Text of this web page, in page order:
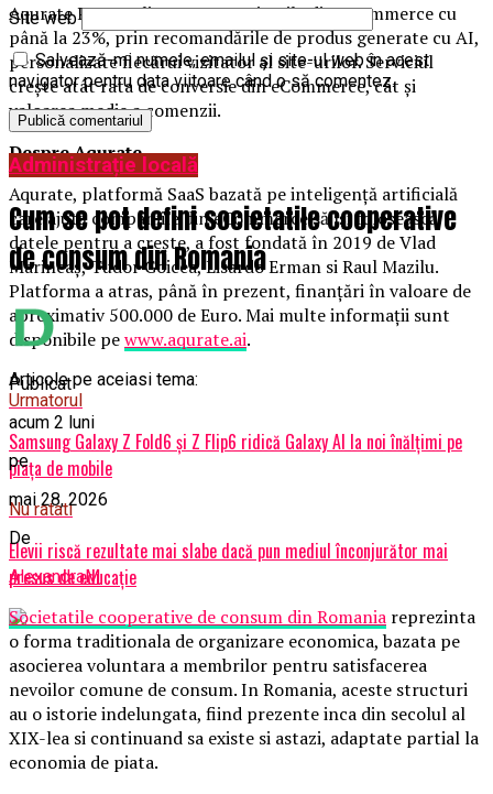
Aqurate Personalize crește veniturile din eCommerce cu
până la 23%, prin recomandările de produs generate cu AI,
personalizate fiecărui vizitator al site-urilor. Serviciul
crește atât rata de conversie din eCommerce, cât și
valoarea medie a comenzii.
Despre Aqurate
Aqurate, platformă SaaS bazată pe inteligenţă artificială
care ajută companiile din eCommerce să îşi folosească
datele pentru a creşte, a fost fondată în 2019 de Vlad
Marincaş, Tudor Goicea, Lisardo Erman si Raul Mazilu.
Platforma a atras, până în prezent, finanțări în valoare de
aproximativ 500.000 de Euro. Mai multe informații sunt
disponibile pewww.aqurate.ai.
Articole pe aceiasi tema:
Urmatorul
Samsung Galaxy Z Fold6 și Z Flip6 ridică Galaxy AI la noi înălțimi pe
piața de mobile
Nu ratati
Elevii riscă rezultate mai slabe dacă pun mediul înconjurător mai
presus de educație
Site web
Salvează-mi numele, emailul și site-ul web în acest
navigator pentru data viitoare când o să comentez.
Administrație locală
Cum se pot defini societatile cooperative
de consum din Romania
Publicat
acum 2 luni
pe
mai 28, 2026
De
AlexandraM
Societatile cooperative de consum din Romania reprezinta
o forma traditionala de organizare economica, bazata pe
asocierea voluntara a membrilor pentru satisfacerea
nevoilor comune de consum. In Romania, aceste structuri
au o istorie indelungata, fiind prezente inca din secolul al
XIX-lea si continuand sa existe si astazi, adaptate partial la
economia de piata.